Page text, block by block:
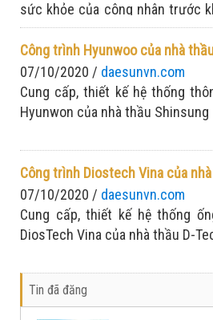
sức khỏe của công nhân trước
cao tinh thần: Chống dịch
trung
Công trình Hyunwoo của nhà
07/10/2020 / daesunvn.com
Cung cấp, thiết kế hệ thống
Hyunwon của nhà thầu Shinsung
Công trình Diostech Vina của
07/10/2020 / daesunvn.com
Cung cấp, thiết kế hệ thống
DiosTech Vina của nhà thầu D-
Tin đã đăng